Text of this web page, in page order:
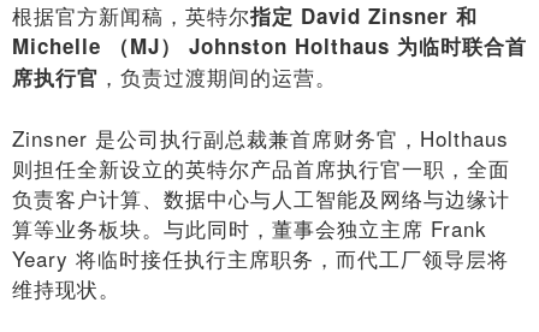
根据官方新闻稿，英特尔指定 David Zinsner 和
Michelle （MJ） Johnston Holthaus 为临时联合首
席执行官 ，负责过渡期间的运营。
Zinsner 是公司执行副总裁兼首席财务官，Holthaus
则担任全新设立的英特尔产品首席执行官一职，全面
负责客户计算、数据中心与人工智能及网络与边缘计
算等业务板块。与此同时，董事会独立主席 Frank
Yeary 将临时接任执行主席职务，而代工厂领导层将
维持现状。